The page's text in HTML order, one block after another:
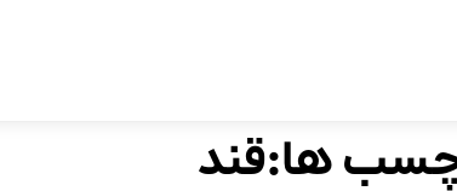
ها:قند